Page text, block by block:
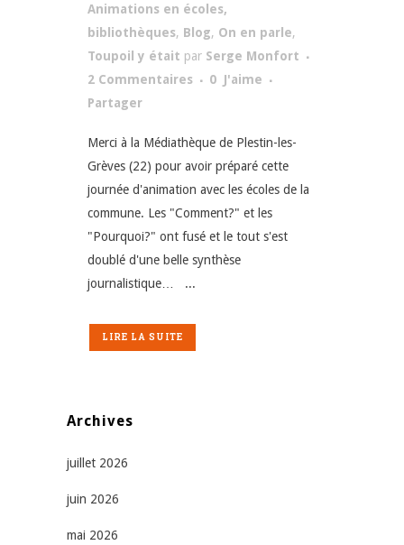
Animations en écoles,
bibliothèques, Blog, On en parle,
Toupoil y était par Serge Monfort
2 Commentaires
0 J'aime
Partager
Merci à la Médiathèque de Plestin-les-
Grèves (22) pour avoir préparé cette
journée d'animation avec les écoles de la
commune. Les "Comment?" et les
"Pourquoi?" ont fusé et le tout s'est
doublé d'une belle synthèse
journalistique… ...
LIRE LA SUITE
Archives
juillet 2026
juin 2026
mai 2026